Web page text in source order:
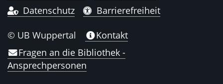
Datenschutz
Barrierefreiheit
© UB Wuppertal
Kontakt
Fragen an die Bibliothek -
Ansprechpersonen